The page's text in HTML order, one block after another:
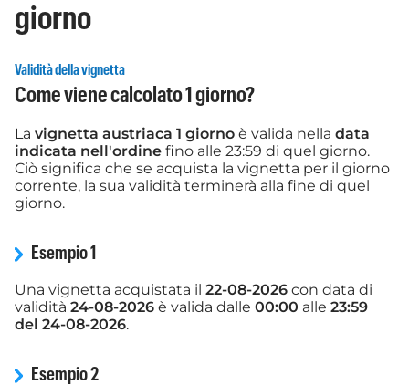
giorno
Validità della vignetta
Come viene calcolato 1 giorno?
La vignetta austriaca 1 giorno è valida nella data
indicata nell'ordine fino alle 23:59 di quel giorno.
Ciò significa che se acquista la vignetta per il giorno
corrente, la sua validità terminerà alla fine di quel
giorno.
Esempio 1
Una vignetta acquistata il 22-08-2026 con data di
validità 24-08-2026 è valida dalle 00:00 alle 23:59
del 24-08-2026.
Esempio 2